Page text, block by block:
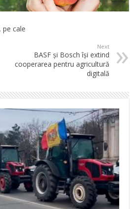
pe cale
Next
BASF şi Bosch îşi extind
cooperarea pentru agricultură
digitală